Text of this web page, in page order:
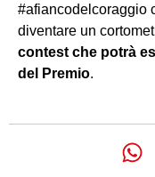
#afiancodelcoraggio
diventare un
contest che potrà
del Premio.